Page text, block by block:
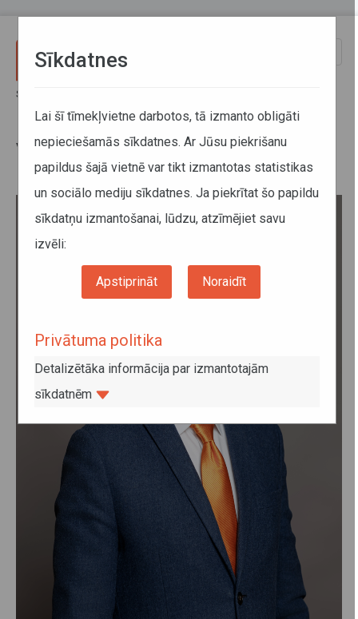
Sākums
Valde
Sīkdatnes
Lai šī tīmekļvietne darbotos, tā izmanto obligāti
nepieciešamās sīkdatnes. Ar Jūsu piekrišanu
papildus šajā vietnē var tikt izmantotas statistikas
un sociālo mediju sīkdatnes. Ja piekrītat šo papildu
sīkdatņu izmantošanai, lūdzu, atzīmējiet savu
izvēli:
Apstiprināt Noraidīt
Privātuma politika
Detalizētāka informācija par izmantotajām
sīkdatnēm